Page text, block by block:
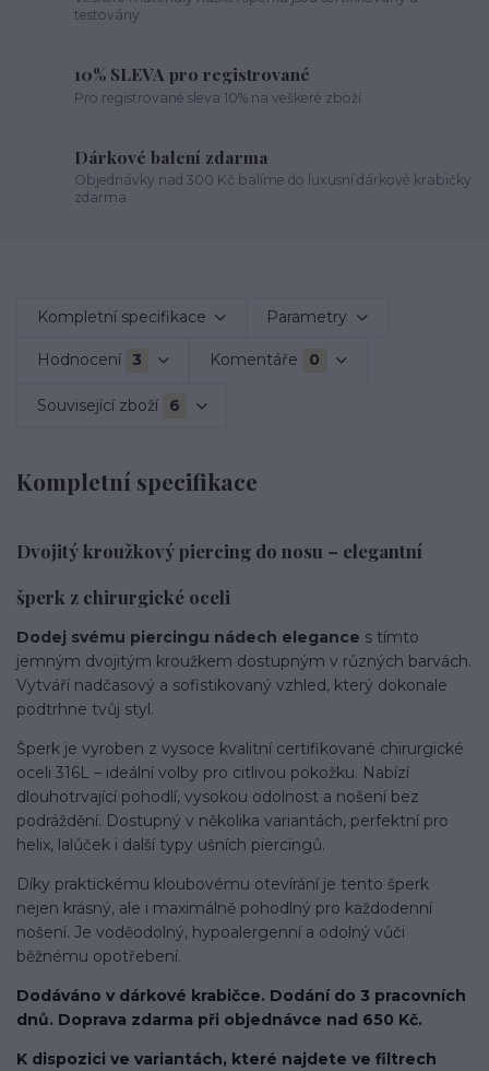
testovány
10% SLEVA pro registrované
Pro registrované sleva 10% na veškeré zboží
Dárkové balení zdarma
Objednávky nad 300 Kč balíme do luxusní dárkové krabičky
zdarma
Kompletní specifikace Parametry
Hodnocení 3 Komentáře 0
Související zboží 6
Kompletní specifikace
Dvojitý kroužkový piercing do nosu – elegantní
šperk z chirurgické oceli
Dodej svému piercingu nádech elegance s tímto
jemným dvojitým kroužkem dostupným v různých barvách.
Vytváří nadčasový a sofistikovaný vzhled, který dokonale
podtrhne tvůj styl.
Šperk je vyroben z vysoce kvalitní certifikované chirurgické
oceli 316L – ideální volby pro citlivou pokožku. Nabízí
dlouhotrvající pohodlí, vysokou odolnost a nošení bez
podráždění. Dostupný v několika variantách, perfektní pro
helix, lalůček i další typy ušních piercingů.
Díky praktickému kloubovému otevírání je tento šperk
nejen krásný, ale i maximálně pohodlný pro každodenní
nošení. Je voděodolný, hypoalergenní a odolný vůči
běžnému opotřebení.
Dodáváno v dárkové krabičce. Dodání do 3 pracovních
dnů. Doprava zdarma při objednávce nad 650 Kč.
K dispozici ve variantách, které najdete ve filtrech